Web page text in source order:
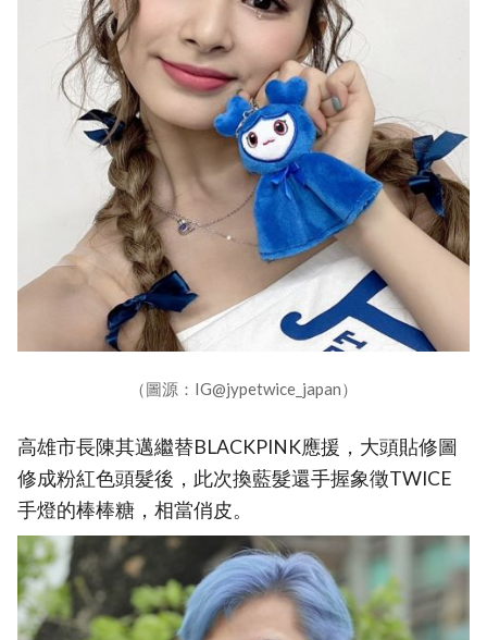
（圖源：IG@jypetwice_japan）
高雄市長陳其邁繼替BLACKPINK應援，大頭貼修圖
修成粉紅色頭髮後，此次換藍髮還手握象徵TWICE
手燈的棒棒糖，相當俏皮。